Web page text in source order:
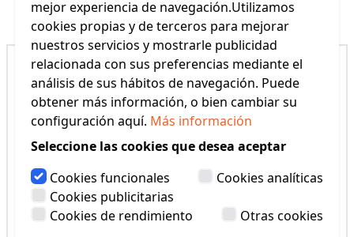
mejor experiencia de navegación.Utilizamos
cookies propias y de terceros para mejorar
nuestros servicios y mostrarle publicidad
relacionada con sus preferencias mediante el
análisis de sus hábitos de navegación. Puede
obtener más información, o bien cambiar su
configuración aquí. Más información
Seleccione las cookies que desea aceptar
Cookies funcionales
Cookies analíticas
Cookies publicitarias
Cookies de rendimiento
Otras cookies